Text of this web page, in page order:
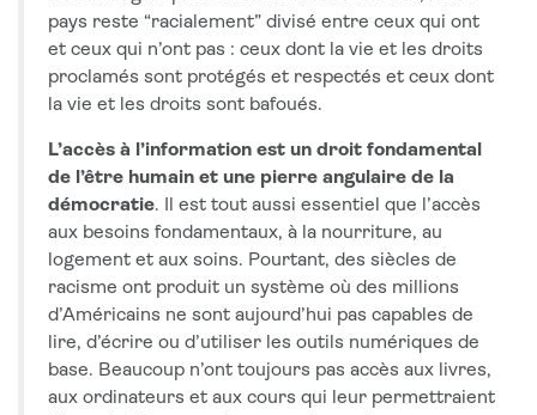
pays reste “racialement” divisé entre ceux qui ont
et ceux qui n’ont pas : ceux dont la vie et les droits
proclamés sont protégés et respectés et ceux dont
la vie et les droits sont bafoués.
L’accès à l’information est un droit fondamental
de l’être humain et une pierre angulaire de la
démocratie. Il est tout aussi essentiel que l’accès
aux besoins fondamentaux, à la nourriture, au
logement et aux soins. Pourtant, des siècles de
racisme ont produit un système où des millions
d’Américains ne sont aujourd’hui pas capables de
lire, d’écrire ou d’utiliser les outils numériques de
base. Beaucoup n’ont toujours pas accès aux livres,
aux ordinateurs et aux cours qui leur permettraient